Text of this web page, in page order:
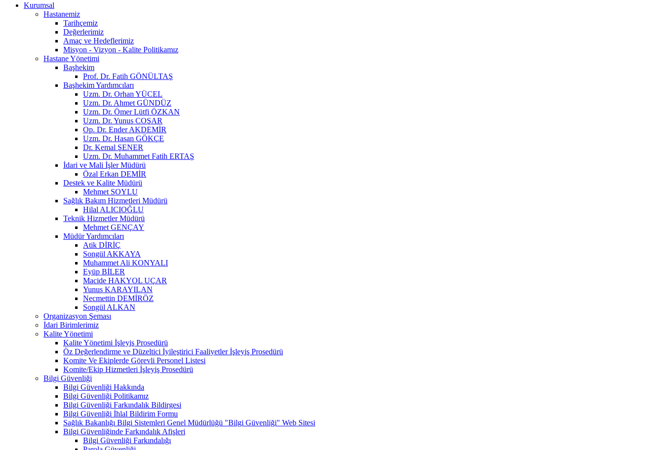
Kurumsal
Hastanemiz
Tarihçemiz
Değerlerimiz
Amaç ve Hedeflerimiz
Misyon - Vizyon - Kalite Politikamız
Hastane Yönetimi
Başhekim
Prof. Dr. Fatih GÖNÜLTAŞ
Başhekim Yardımcıları
Uzm. Dr. Orhan YÜCEL
Uzm. Dr. Ahmet GÜNDÜZ
Uzm. Dr. Ömer Lütfi ÖZKAN
Uzm. Dr. Yunus COŞAR
Op. Dr. Ender AKDEMİR
Uzm. Dr. Hasan GÖKÇE
Dr. Kemal ŞENER
Uzm. Dr. Muhammet Fatih ERTAŞ
İdari ve Mali İşler Müdürü
Özal Erkan DEMİR
Destek ve Kalite Müdürü
Mehmet SOYLU
Sağlık Bakım Hizmetleri Müdürü
Hilal ALICIOĞLU
Teknik Hizmetler Müdürü
Mehmet GENÇAY
Müdür Yardımcıları
Atik DİRİÇ
Songül AKKAYA
Muhammet Ali KONYALI
Eyüp BİLER
Macide HAKYOL UÇAR
Yunus KARAYILAN
Necmettin DEMİRÖZ
Songül ALKAN
Organizasyon Şeması
İdari Birimlerimiz
Kalite Yönetimi
Kalite Yönetimi İşleyiş Prosedürü
Öz Değerlendirme ve Düzeltici İyileştirici Faaliyetler İşleyiş Prosedürü
Komite Ve Ekiplerde Görevli Personel Listesi
Komite/Ekip Hizmetleri İşleyiş Prosedürü
Bilgi Güvenliği
Bilgi Güvenliği Hakkında
Bilgi Güvenliği Politikamız
Bilgi Güvenliği Farkındalık Bildirgesi
Bilgi Güvenliği İhlal Bildirim Formu
Sağlık Bakanlığı Bilgi Sistemleri Genel Müdürlüğü "Bilgi Güvenliği" Web Sitesi
Bilgi Güvenliğinde Farkındalık Afişleri
Bilgi Güvenliği Farkındalığı